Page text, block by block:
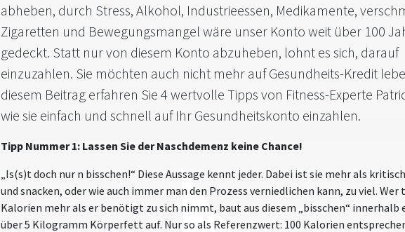
abheben, durch Stress, Alkohol, Industrieessen, Medikamente,
Zigaretten und Bewegungsmangel wäre unser Konto weit über 100
gedeckt. Statt nur von diesem Konto abzuheben, lohnt es sich, darauf
einzuzahlen. Sie möchten auch nicht mehr auf Gesundheits-Kredit
diesem Beitrag erfahren Sie 4 wertvolle Tipps von Fitness-Experte
wie sie einfach und schnell auf Ihr Gesundheitskonto einzahlen.
Tipp Nummer 1: Lassen Sie der Naschdemenz keine Chance!
„Is(s)t doch nur n bisschen!“ Diese Aussage kennt jeder. Dabei ist sie mehr als
und snacken, oder wie auch immer man den Prozess verniedlichen kann, zu viel. Wer
Kalorien mehr als er benötigt zu sich nimmt, baut aus diesem „bisschen“ innerhalb
über 5 Kilogramm Körperfett auf. Nur so als Referenzwert: 100 Kalorien